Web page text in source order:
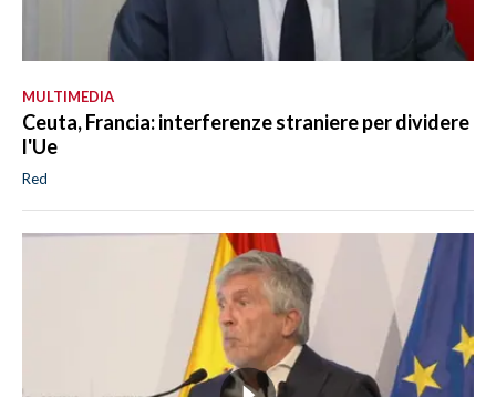
MULTIMEDIA
Ceuta, Francia: interferenze straniere per dividere
l'Ue
Red